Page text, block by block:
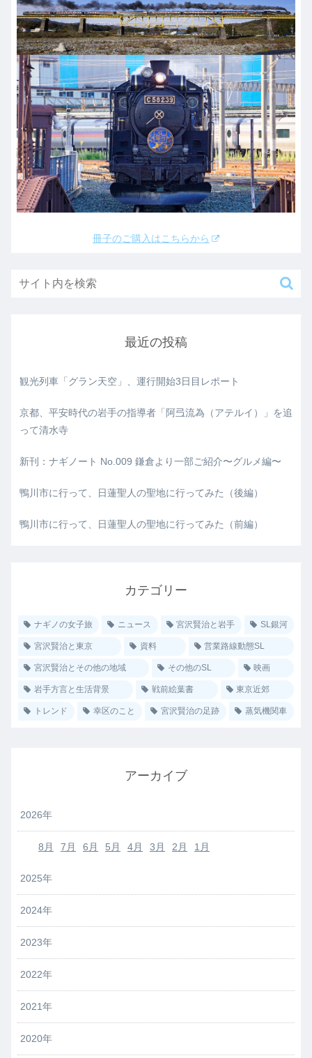
冊子のご購入はこちらから
最近の投稿
観光列車「グラン天空」、運行開始3日目レポート
京都、平安時代の岩手の指導者「阿弖流為（アテルイ）」を追
って清水寺
新刊：ナギノート No.009 鎌倉より一部ご紹介〜グルメ編〜
鴨川市に行って、日蓮聖人の聖地に行ってみた（後編）
鴨川市に行って、日蓮聖人の聖地に行ってみた（前編）
カテゴリー
ナギノの女子旅 ニュース 宮沢賢治と岩手 SL銀河
宮沢賢治と東京 資料 営業路線動態SL
宮沢賢治とその他の地域 その他のSL 映画
岩手方言と生活背景 戦前絵葉書 東京近郊
トレンド 幸区のこと 宮沢賢治の足跡 蒸気機関車
アーカイブ
2026年
8月 7月 6月 5月 4月 3月 2月 1月
2025年
2024年
2023年
2022年
2021年
2020年